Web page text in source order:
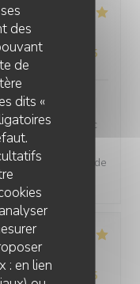
des
de
dits «
: en lien
/5 Qualité / Prix /5
chaleureux,
et savoureux avec
présentation.
Je recommande
5 Qualité / Prix /5